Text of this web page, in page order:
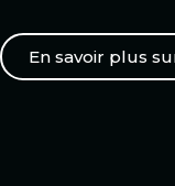
En savoir plus